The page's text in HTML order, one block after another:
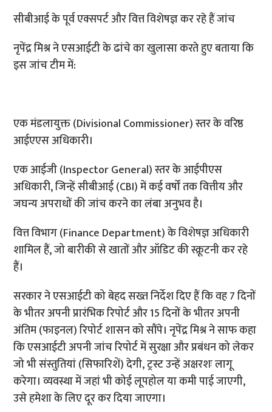
सीबीआई के पूर्व एक्सपर्ट और वित्त विशेषज्ञ कर रहे हैं जांच
नृपेंद्र मिश्र ने एसआईटी के ढांचे का खुलासा करते हुए बताया कि
इस जांच टीम में:
एक मंडलायुक्त (Divisional Commissioner) स्तर के वरिष्ठ
आईएएस अधिकारी।
एक आईजी (Inspector General) स्तर के आईपीएस
अधिकारी, जिन्हें सीबीआई (CBI) में कई वर्षों तक वित्तीय और
जघन्य अपराधों की जांच करने का लंबा अनुभव है।
वित्त विभाग (Finance Department) के विशेषज्ञ अधिकारी
शामिल हैं, जो बारीकी से खातों और ऑडिट की स्क्रूटनी कर रहे
हैं।
सरकार ने एसआईटी को बेहद सख्त निर्देश दिए हैं कि वह 7 दिनों
के भीतर अपनी प्रारंभिक रिपोर्ट और 15 दिनों के भीतर अपनी
अंतिम (फाइनल) रिपोर्ट शासन को सौंपे। नृपेंद्र मिश्र ने साफ कहा
कि एसआईटी अपनी जांच रिपोर्ट में सुरक्षा और प्रबंधन को लेकर
जो भी संस्तुतियां (सिफारिशें) देगी, ट्रस्ट उन्हें अक्षरशः लागू
करेगा। व्यवस्था में जहां भी कोई लूपहोल या कमी पाई जाएगी,
उसे हमेशा के लिए दूर कर दिया जाएगा।